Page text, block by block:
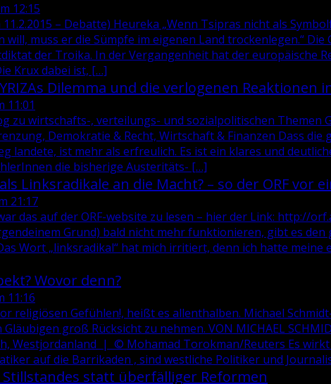
12:15
– Debatte) Heureka „Wenn Tsipras nicht als
will, muss er die Sümpfe im eigenen Land trockenlegen.“
der Troika. In der Vergangenheit hat der europäische
Krux dabei ist, […]
Dilemma und die verlogenen Reaktionen
11:01
zu wirtschafts-, verteilungs- und sozialpolitischen Themen
Demokratie & Recht, Wirtschaft & Finanzen Dass die
landete, ist mehr als erfreulich. Es ist ein klares und
die bisherige Austeritäts- […]
Linksradikale an die Macht? – so der ORF vor
21:17
das auf der ORF-website zu lesen – hier der Link: http://
Grund) bald nicht mehr funktionieren, gibt es den
Wort „linksradikal“ hat mich irritiert, denn ich hatte meine
Wovor denn?
11:16
religiösen Gefühlen!, heißt es allenthalben. Michael
groß Rücksicht zu nehmen. VON MICHAEL
Westjordanland | © Mohamad Torokman/Reuters Es wirkt
auf die Barrikaden , sind westliche Politiker und
statt überfälliger Reformen